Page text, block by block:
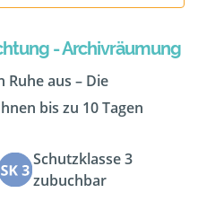
- Archivräumung
aus – Die
bis zu 10 Tagen
Schutzklasse 3
zubuchbar